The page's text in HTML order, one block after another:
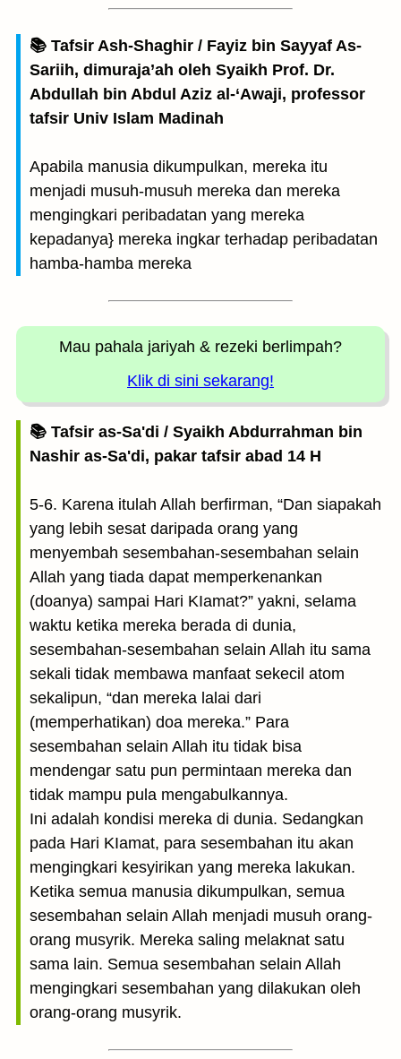
📚 Tafsir Ash-Shaghir / Fayiz bin Sayyaf As-
Sariih, dimuraja’ah oleh Syaikh Prof. Dr.
Abdullah bin Abdul Aziz al-‘Awaji, professor
tafsir Univ Islam Madinah
Apabila manusia dikumpulkan, mereka itu
menjadi musuh-musuh mereka dan mereka
mengingkari peribadatan yang mereka
kepadanya} mereka ingkar terhadap peribadatan
hamba-hamba mereka
Mau pahala jariyah & rezeki berlimpah?
Klik di sini sekarang!
📚 Tafsir as-Sa'di / Syaikh Abdurrahman bin
Nashir as-Sa'di, pakar tafsir abad 14 H
5-6. Karena itulah Allah berfirman, “Dan siapakah
yang lebih sesat daripada orang yang
menyembah sesembahan-sesembahan selain
Allah yang tiada dapat memperkenankan
(doanya) sampai Hari KIamat?” yakni, selama
waktu ketika mereka berada di dunia,
sesembahan-sesembahan selain Allah itu sama
sekali tidak membawa manfaat sekecil atom
sekalipun, “dan mereka lalai dari
(memperhatikan) doa mereka.” Para
sesembahan selain Allah itu tidak bisa
mendengar satu pun permintaan mereka dan
tidak mampu pula mengabulkannya.
Ini adalah kondisi mereka di dunia. Sedangkan
pada Hari KIamat, para sesembahan itu akan
mengingkari kesyirikan yang mereka lakukan.
Ketika semua manusia dikumpulkan, semua
sesembahan selain Allah menjadi musuh orang-
orang musyrik. Mereka saling melaknat satu
sama lain. Semua sesembahan selain Allah
mengingkari sesembahan yang dilakukan oleh
orang-orang musyrik.